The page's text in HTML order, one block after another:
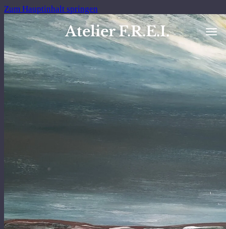
Zum Hauptinhalt springen
Atelier F.R.E.I.